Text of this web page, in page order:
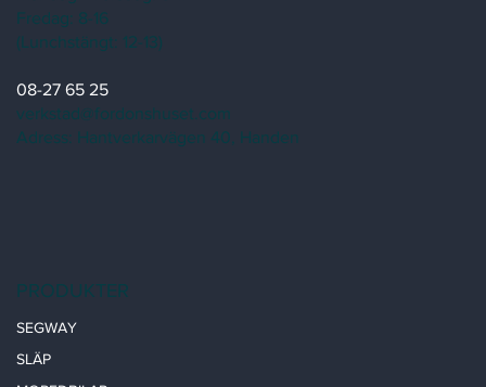
PRODUKTER
SEGWAY
SLÄP
Fredag: 8-16
(Lunchstängt: 12-13)
08-27 65 25
verkstad@fordonshuset.com
Adress: Hantverkarvägen 40, Handen